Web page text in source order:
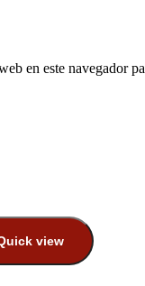
en este navegador
view